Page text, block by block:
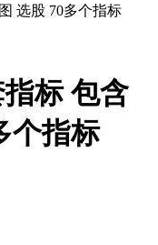
标 包含
个指标